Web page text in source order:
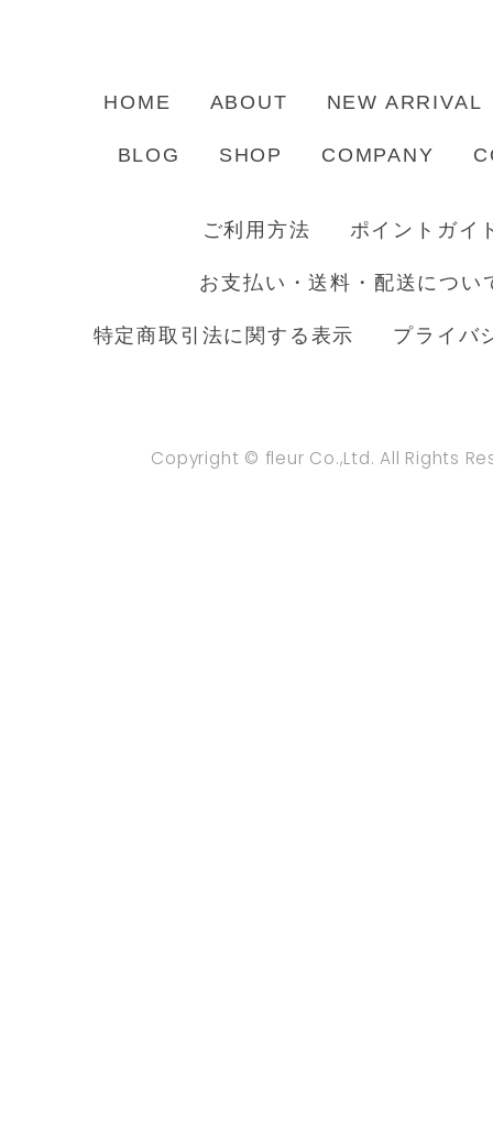
HOME ABOUT NEW ARRIVAL
BLOG SHOP COMPANY
ご利用方法 ポイントガイ
お支払い・送料・配送につい
特定商取引法に関する表示 プライバ
Copyright © fleur Co.,Ltd. All Rights